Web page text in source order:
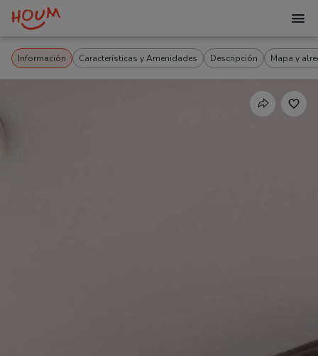
Información Características y Amenidades Descripción Mapa y